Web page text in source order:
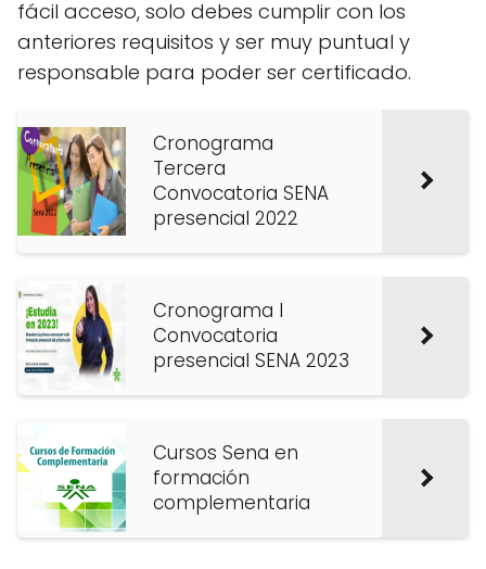
fácil acceso, solo debes cumplir con los
anteriores requisitos y ser muy puntual y
responsable para poder ser certificado.
Cronograma
Tercera
Convocatoria SENA
presencial 2022
Cronograma I
Convocatoria
presencial SENA 2023
Cursos Sena en
formación
complementaria